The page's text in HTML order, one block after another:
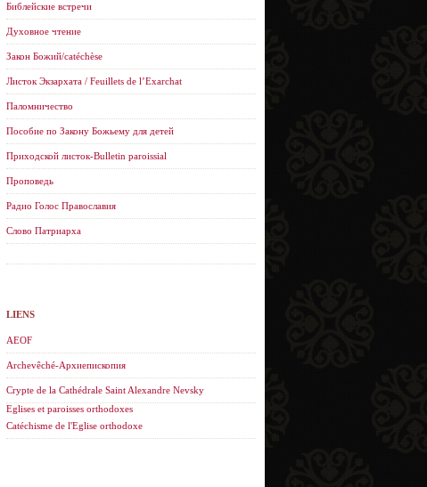
Библейские встречи
Духовное чтение
Закон Божий/catéchèse
Листок Экзархата / Feuillets de l’Еxarchat
Паломничество
Пособие по Закону Божьему для детей
Приходской листок-Bulletin paroissial
Проповедь
Радио Голос Православия
Слово Патриарха
LIENS
AEOF
Archevêché-Архиепископия
Crypte de la Cathédrale Saint Alexandre Nevsky
Eglises et paroisses orthodoxes
Catéchisme de l'Eglise orthodoxe